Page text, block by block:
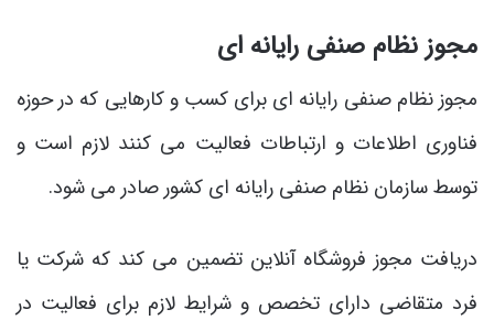
مجوز نظام صنفی رایانه ‌ای
مجوز نظام صنفی رایانه‌ ای برای کسب ‌و کارهایی که در حوزه
فناوری اطلاعات و ارتباطات فعالیت می‌ کنند لازم است و
توسط سازمان نظام صنفی رایانه ‌ای کشور صادر می ‌شود.
دریافت مجوز فروشگاه آنلاین تضمین می‌ کند که شرکت یا
فرد متقاضی دارای تخصص و شرایط لازم برای فعالیت در